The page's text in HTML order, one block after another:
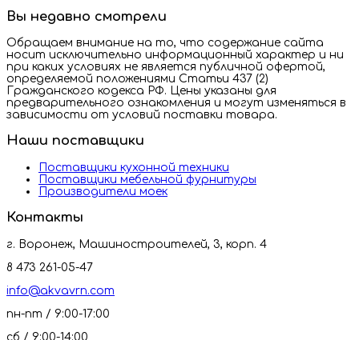
Вы недавно смотрели
Обращаем внимание на то, что содержание сайта
носит исключительно информационный характер и ни
при каких условиях не является публичной офертой,
определяемой положениями Статьи 437 (2)
Гражданского кодекса РФ. Цены указаны для
предварительного ознакомления и могут изменяться в
зависимости от условий поставки товара.
Наши поставщики
Поставщики кухонной техники
Поставщики мебельной фурнитуры
Производители моек
Контакты
г. Воронеж, Машиностроителей, 3, корп. 4
8 473 261-05-47
info@akvavrn.com
пн-пт / 9:00-17:00
сб / 9:00-14:00